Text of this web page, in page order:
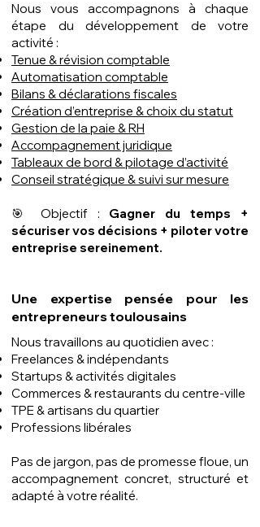
Nous vous accompagnons à chaque
étape du développement de votre
activité :
Tenue & révision comptable
Automatisation comptable
Bilans & déclarations fiscales
Création d’entreprise & choix du statut
Gestion de la paie & RH
Accompagnement juridique
Tableaux de bord & pilotage d’activité
Conseil stratégique & suivi sur mesure
🎯 Objectif : Gagner du temps +
sécuriser vos décisions + piloter votre
entreprise sereinement.
Une expertise pensée pour les
entrepreneurs toulousains
Nous travaillons au quotidien avec :
Freelances & indépendants
Startups & activités digitales
Commerces & restaurants du centre-ville
TPE & artisans du quartier
Professions libérales
Pas de jargon, pas de promesse floue, un
accompagnement concret, structuré et
adapté à votre réalité.